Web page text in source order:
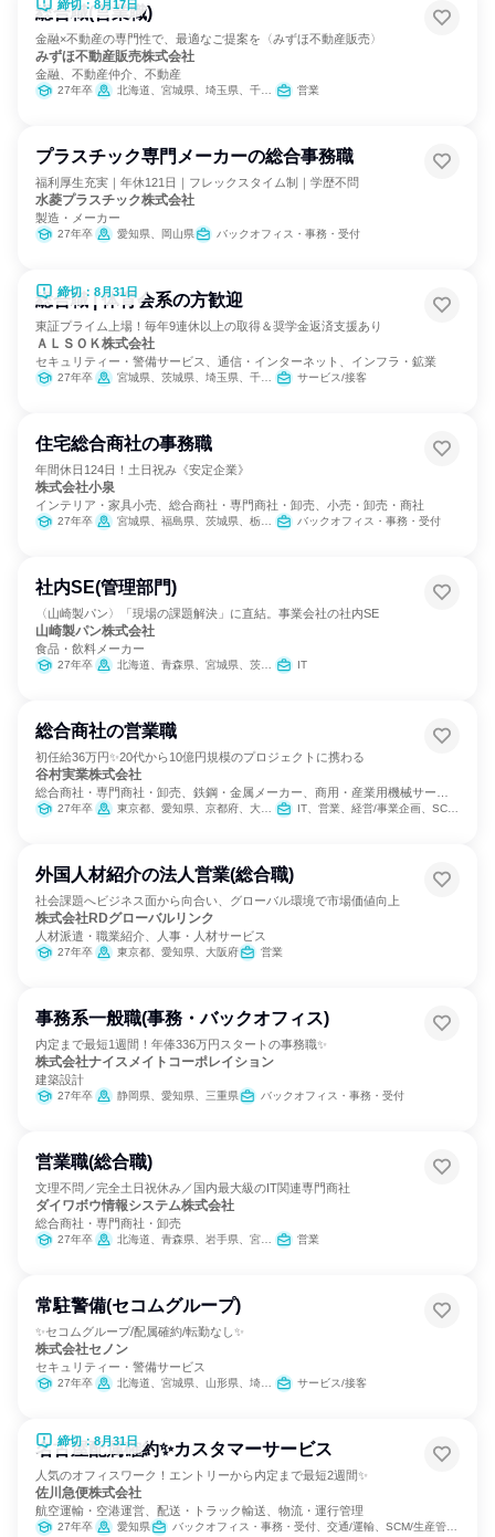
締切：8月17日
総合職(営業職)
金融×不動産の専門性で、最適なご提案を〈みずほ不動産販売〉
みずほ不動産販売株式会社
金融、不動産仲介、不動産
27年卒 北海道、宮城県、埼玉県、千葉県、東京都、神奈川県、新潟県、愛知県、京都府、大阪府、兵庫県、岡山県、広島県、福岡県 営業
プラスチック専門メーカーの総合事務職
福利厚生充実｜年休121日｜フレックスタイム制｜学歴不問
水菱プラスチック株式会社
製造・メーカー
27年卒 愛知県、岡山県 バックオフィス・事務・受付
締切：8月31日
総合職 | 体育会系の方歓迎
東証プライム上場！毎年9連休以上の取得＆奨学金返済支援あり
ＡＬＳＯＫ株式会社
セキュリティー・警備サービス、通信・インターネット、インフラ・鉱業
27年卒 宮城県、茨城県、埼玉県、千葉県、東京都、神奈川県、山梨県、長野県、静岡県、愛知県、滋賀県、京都府、大阪府、兵庫県、奈良県、和歌山県、岡山県、山口県、徳島県、香川県、高知県、福岡県、熊本県、大分県 サービス/接客
住宅総合商社の事務職
年間休日124日！土日祝み《安定企業》
株式会社小泉
インテリア・家具小売、総合商社・専門商社・卸売、小売・卸売・商社
27年卒 宮城県、福島県、茨城県、栃木県、群馬県、埼玉県、千葉県、東京都、神奈川県、山梨県、長野県、静岡県 バックオフィス・事務・受付
社内SE(管理部門)
〈山崎製パン〉「現場の課題解決」に直結。事業会社の社内SE
山崎製パン株式会社
食品・飲料メーカー
27年卒 北海道、青森県、宮城県、茨城県、群馬県、埼玉県、千葉県、東京都、神奈川県、新潟県、愛知県、京都府、大阪府、兵庫県、岡山県、広島県、福岡県、熊本県 IT
総合商社の営業職
初任給36万円✨20代から10億円規模のプロジェクトに携わる
谷村実業株式会社
総合商社・専門商社・卸売、鉄鋼・金属メーカー、商用・産業用機械サービ
ス
27年卒 東京都、愛知県、京都府、大阪府、兵庫県 IT、営業、経営/事業企画、SCM/生産管理/購買/物流、バックオフィス・事務・受付、商品企画、マーケティング・広告・宣伝
外国人材紹介の法人営業(総合職)
社会課題へビジネス面から向合い、グローバル環境で市場価値向上
株式会社RDグローバルリンク
人材派遣・職業紹介、人事・人材サービス
27年卒 東京都、愛知県、大阪府 営業
事務系一般職(事務・バックオフィス)
内定まで最短1週間！年俸336万円スタートの事務職✨
株式会社ナイスメイトコーポレイション
建築設計
27年卒 静岡県、愛知県、三重県 バックオフィス・事務・受付
営業職(総合職)
文理不問／完全土日祝休み／国内最大級のIT関連専門商社
ダイワボウ情報システム株式会社
総合商社・専門商社・卸売
27年卒 北海道、青森県、岩手県、宮城県、秋田県、山形県、福島県、茨城県、栃木県、群馬県、埼玉県、千葉県、東京都、神奈川県、新潟県、富山県、石川県、福井県、山梨県、長野県、岐阜県、静岡県、愛知県、三重県、滋賀県、京都府、大阪府、兵庫県、奈良県、和歌山県、鳥取県、島根県、岡山県、広島県、山口県、徳島県、香川県、愛媛県、高知県、福岡県、佐賀県、長崎県、熊本県、大分県、宮崎県、鹿児島県、沖縄県 営業
常駐警備(セコムグループ)
✨セコムグループ/配属確約/転勤なし✨
株式会社セノン
セキュリティー・警備サービス
27年卒 北海道、宮城県、山形県、埼玉県、千葉県、東京都、神奈川県、愛知県、大阪府、兵庫県、福岡県、鹿児島県 サービス/接客
締切：8月31日
名古屋配属確約✨カスタマーサービス
人気のオフィスワーク！エントリーから内定まで最短2週間✨
佐川急便株式会社
航空運輸・空港運営、配送・トラック輸送、物流・運行管理
27年卒 愛知県 バックオフィス・事務・受付、交通/運輸、SCM/生産管理/購買/物流